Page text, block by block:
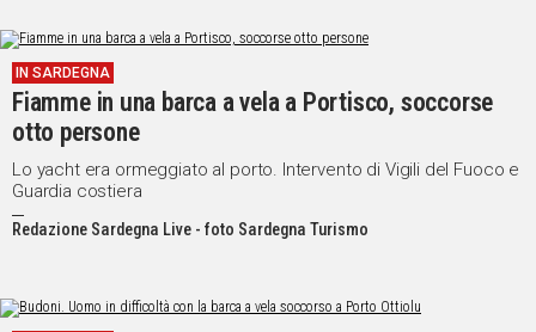
IN SARDEGNA
Fiamme in una barca a vela a Portisco, soccorse
otto persone
Lo yacht era ormeggiato al porto. Intervento di Vigili del Fuoco e
Guardia costiera
Redazione Sardegna Live - foto Sardegna Turismo